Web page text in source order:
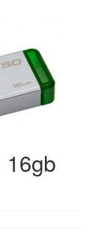
16gb